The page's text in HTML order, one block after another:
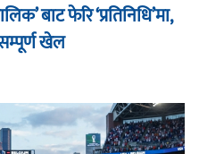
बाट फेरि ‘प्रतिनिधि’मा,
खेल